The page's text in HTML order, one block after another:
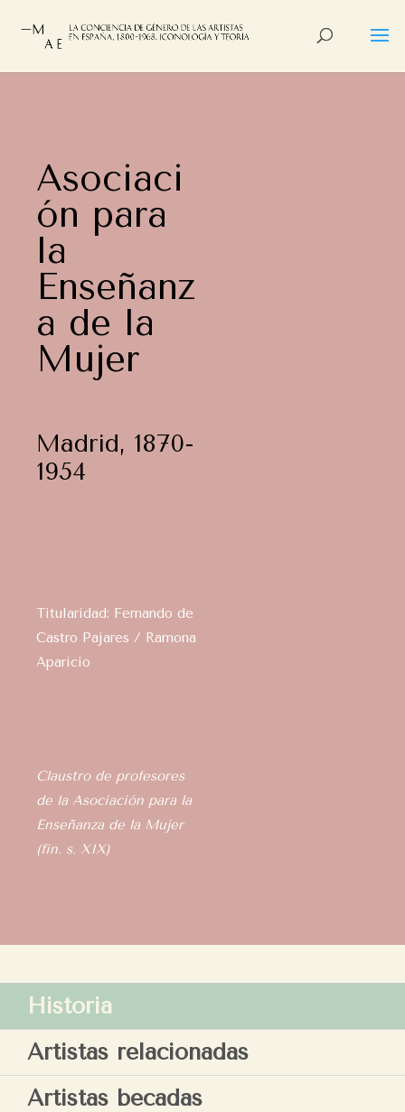
Asociaci
ón para
la
Enseñanz
a de la
Mujer
Madrid, 1870-
1954
Titularidad: Fernando de
Castro Pajares / Ramona
Aparicio
Claustro de profesores
de la Asociación para la
Enseñanza de la Mujer
(fin. s. XIX)
Historia
Artistas relacionadas
Artistas becadas